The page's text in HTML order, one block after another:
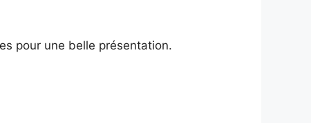
pour une belle présentation.